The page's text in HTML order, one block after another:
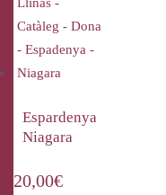
Espardenya
Niagara
20,00€